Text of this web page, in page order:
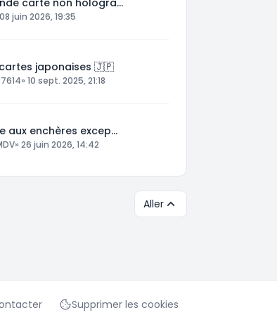
carte non hologra…
08 juin 2026, 19:35
japonaises 🇯🇵
» 10 sept. 2025, 21:18
aux enchères excep…
» 26 juin 2026, 14:42
Aller
Supprimer les cookies